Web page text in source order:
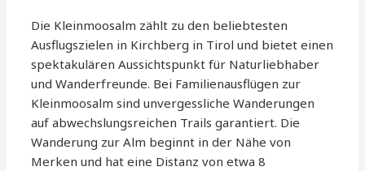
Die Kleinmoosalm zählt zu den beliebtesten
Ausflugszielen in Kirchberg in Tirol und bietet einen
spektakulären Aussichtspunkt für Naturliebhaber
und Wanderfreunde. Bei Familienausflügen zur
Kleinmoosalm sind unvergessliche Wanderungen
auf abwechslungsreichen Trails garantiert. Die
Wanderung zur Alm beginnt in der Nähe von
Merken und hat eine Distanz von etwa 8